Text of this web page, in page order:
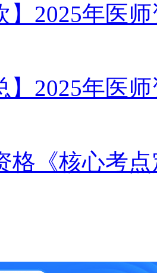
】2025年医
】2025年医
格《核心考